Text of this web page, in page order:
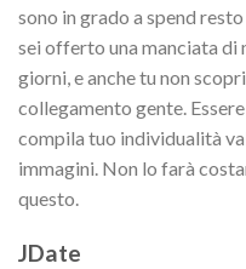
sono in grado a spend
sei offerto una manciata
giorni, e anche tu non
collegamento gente.
compila tuo individualità
immagini. Non lo farà
questo.
JDate